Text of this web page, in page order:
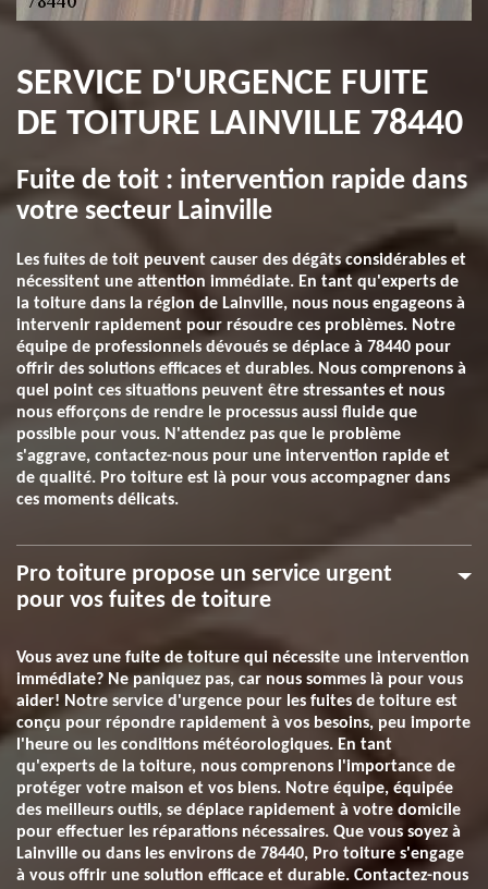
SERVICE D'URGENCE FUITE
DE TOITURE LAINVILLE 78440
Fuite de toit : intervention rapide dans
votre secteur Lainville
Les fuites de toit peuvent causer des dégâts considérables et
nécessitent une attention immédiate. En tant qu'experts de
la toiture dans la région de Lainville, nous nous engageons à
intervenir rapidement pour résoudre ces problèmes. Notre
équipe de professionnels dévoués se déplace à 78440 pour
offrir des solutions efficaces et durables. Nous comprenons à
quel point ces situations peuvent être stressantes et nous
nous efforçons de rendre le processus aussi fluide que
possible pour vous. N'attendez pas que le problème
s'aggrave, contactez-nous pour une intervention rapide et
de qualité. Pro toiture est là pour vous accompagner dans
ces moments délicats.
Pro toiture propose un service urgent
pour vos fuites de toiture
Vous avez une fuite de toiture qui nécessite une intervention
immédiate? Ne paniquez pas, car nous sommes là pour vous
aider! Notre service d'urgence pour les fuites de toiture est
conçu pour répondre rapidement à vos besoins, peu importe
l'heure ou les conditions météorologiques. En tant
qu'experts de la toiture, nous comprenons l'importance de
protéger votre maison et vos biens. Notre équipe, équipée
des meilleurs outils, se déplace rapidement à votre domicile
pour effectuer les réparations nécessaires. Que vous soyez à
Lainville ou dans les environs de 78440, Pro toiture s'engage
à vous offrir une solution efficace et durable. Contactez-nous